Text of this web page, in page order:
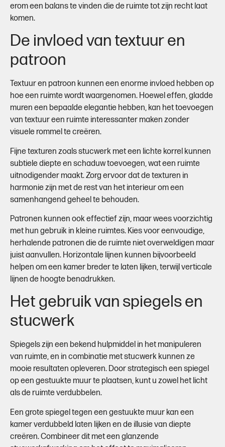
erom een balans te vinden die de ruimte tot zijn recht laat
komen.
De invloed van textuur en
patroon
Textuur en patroon kunnen een enorme invloed hebben op
hoe een ruimte wordt waargenomen. Hoewel effen, gladde
muren een bepaalde elegantie hebben, kan het toevoegen
van textuur een ruimte interessanter maken zonder
visuele rommel te creëren.
Fijne texturen zoals stucwerk met een lichte korrel kunnen
subtiele diepte en schaduw toevoegen, wat een ruimte
uitnodigender maakt. Zorg ervoor dat de texturen in
harmonie zijn met de rest van het interieur om een
samenhangend geheel te behouden.
Patronen kunnen ook effectief zijn, maar wees voorzichtig
met hun gebruik in kleine ruimtes. Kies voor eenvoudige,
herhalende patronen die de ruimte niet overweldigen maar
juist aanvullen. Horizontale lijnen kunnen bijvoorbeeld
helpen om een kamer breder te laten lijken, terwijl verticale
lijnen de hoogte benadrukken.
Het gebruik van spiegels en
stucwerk
Spiegels zijn een bekend hulpmiddel in het manipuleren
van ruimte, en in combinatie met stucwerk kunnen ze
mooie resultaten opleveren. Door strategisch een spiegel
op een gestuukte muur te plaatsen, kunt u zowel het licht
als de ruimte verdubbelen.
Een grote spiegel tegen een gestuukte muur kan een
kamer verdubbeld laten lijken en de illusie van diepte
creëren. Combineer dit met een glanzende